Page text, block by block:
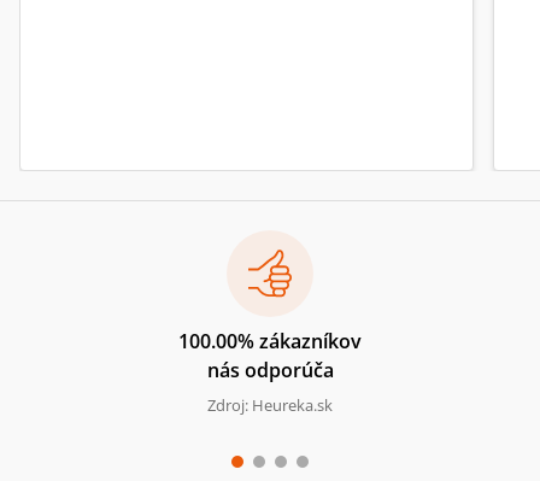
100.00% zákazníkov
nás odporúča
Zdroj: Heureka.sk